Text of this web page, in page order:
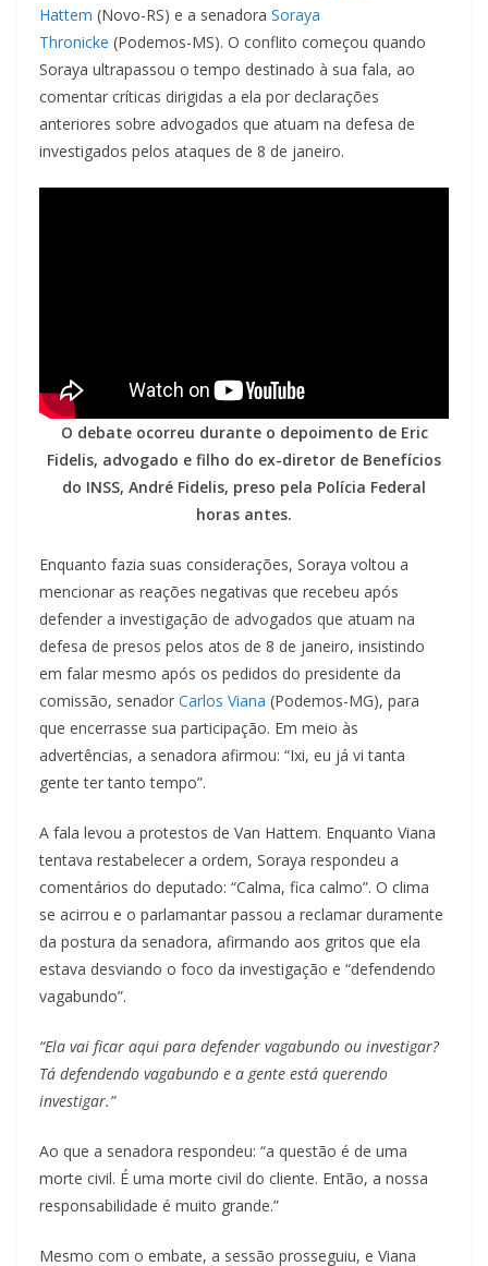
Hattem (Novo-RS) e a senadora Soraya
Thronicke (Podemos-MS). O conflito começou quando
Soraya ultrapassou o tempo destinado à sua fala, ao
comentar críticas dirigidas a ela por declarações
anteriores sobre advogados que atuam na defesa de
investigados pelos ataques de 8 de janeiro.
O debate ocorreu durante o depoimento de Eric
Fidelis, advogado e filho do ex-diretor de Benefícios
do INSS, André Fidelis, preso pela Polícia Federal
horas antes.
Enquanto fazia suas considerações, Soraya voltou a
mencionar as reações negativas que recebeu após
defender a investigação de advogados que atuam na
defesa de presos pelos atos de 8 de janeiro, insistindo
em falar mesmo após os pedidos do presidente da
comissão, senador Carlos Viana (Podemos-MG), para
que encerrasse sua participação. Em meio às
advertências, a senadora afirmou: “Ixi, eu já vi tanta
gente ter tanto tempo”.
A fala levou a protestos de Van Hattem. Enquanto Viana
tentava restabelecer a ordem, Soraya respondeu a
comentários do deputado: “Calma, fica calmo”. O clima
se acirrou e o parlamantar passou a reclamar duramente
da postura da senadora, afirmando aos gritos que ela
estava desviando o foco da investigação e “defendendo
vagabundo”.
“Ela vai ficar aqui para defender vagabundo ou investigar?
Tá defendendo vagabundo e a gente está querendo
investigar.”
Ao que a senadora respondeu: “a questão é de uma
morte civil. É uma morte civil do cliente. Então, a nossa
responsabilidade é muito grande.”
Mesmo com o embate, a sessão prosseguiu, e Viana